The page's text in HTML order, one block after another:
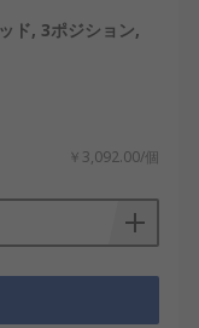
ド, 3ポジション,
￥3,092.00/個